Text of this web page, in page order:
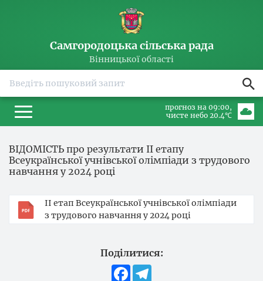
Самгородоцька сільська рада
Вінницької області
прогноз на 09:00
чисте небо 20.4℃
ВІДОМІСТЬ про результати ІІ етапу
Всеукраїнської учнівської олімпіади з трудового
навчання у 2024 році
ІІ етап Всеукраїнської учнівської олімпіади
з трудового навчання у 2024 році
Поділитися:
Facebook